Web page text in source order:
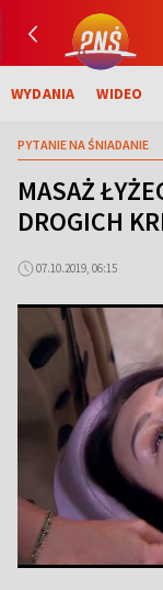
WYDANIA WIDEO
PYTANIE NA ŚNIADANIE
MASAŻ
DROGICH
07.10.2019, 06:15